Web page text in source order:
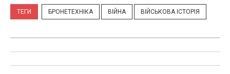
ТЕГИ БРОНЕТЕХНІКА ВІЙНА ВІЙСЬКОВА ІСТОРІЯ